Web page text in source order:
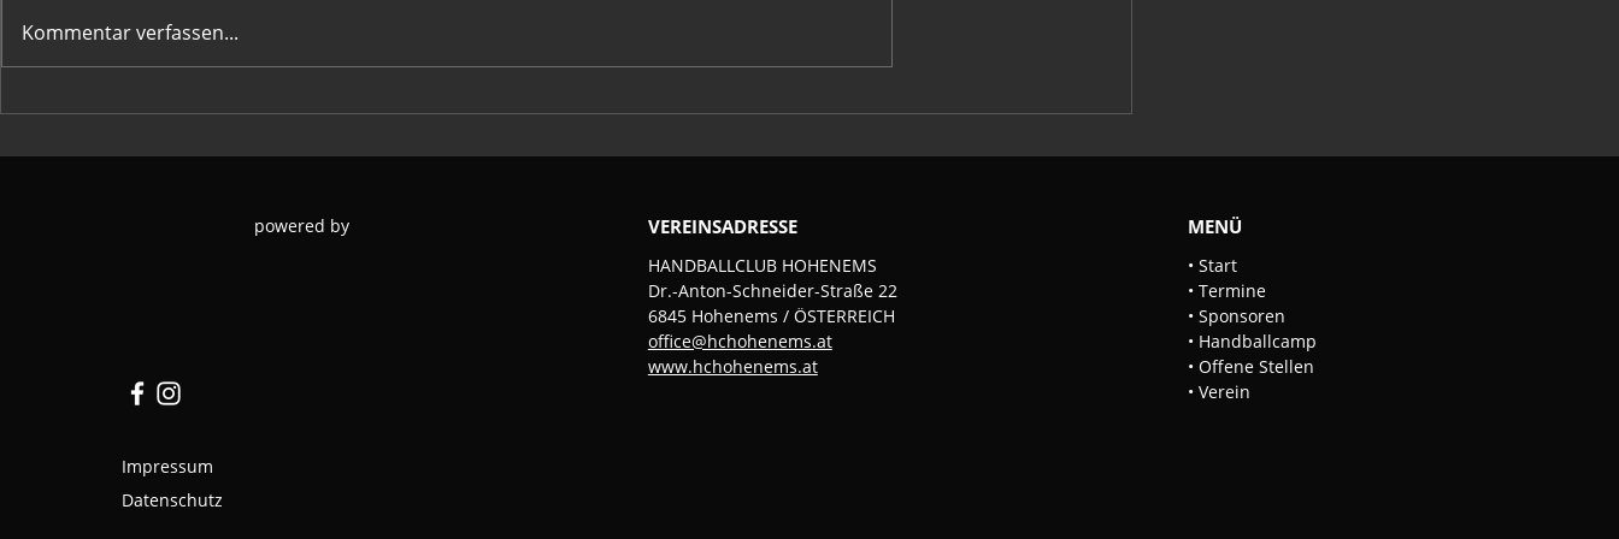
HC Hohenems goes
Jahreshauptversammlung 25-
Kommentar verfassen...
powered by
Impressum
Datenschutz
VEREINSADRESSE
HANDBALLCLUB HOHENEMS
Dr.-Anton-Schneider-Straße 22
6845 Hohenems / ÖSTERREICH
office@hchohenems.at
www.hchohenems.at
MENÜ
• Start
•Termine
•Sponsoren
• Handballcamp
• Offene Stellen
•Verein